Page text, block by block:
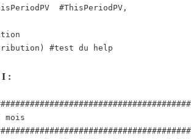
#ThisPeriodPV,
:
mois